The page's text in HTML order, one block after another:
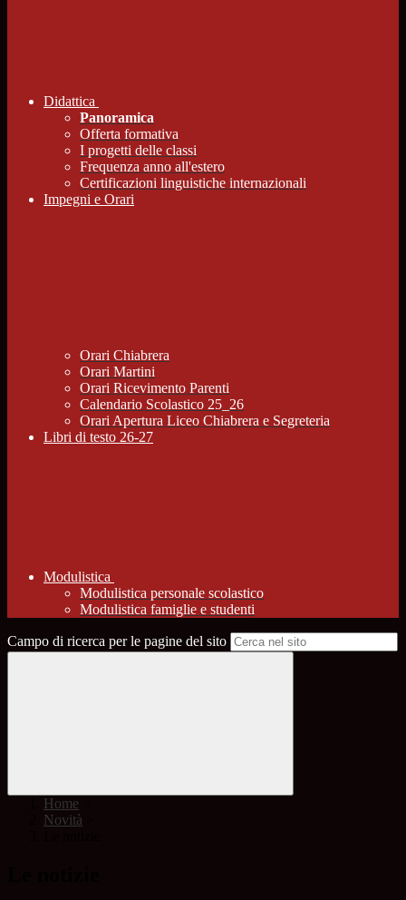
Didattica
Panoramica
Offerta formativa
I progetti delle classi
Frequenza anno all'estero
Certificazioni linguistiche internazionali
Impegni e Orari
Orari Chiabrera
Orari Martini
Orari Ricevimento Parenti
Calendario Scolastico 25_26
Orari Apertura Liceo Chiabrera e Segreteria
Libri di testo 26-27
Modulistica
Modulistica personale scolastico
Modulistica famiglie e studenti
Campo di ricerca per le pagine del sito
Home
Novità